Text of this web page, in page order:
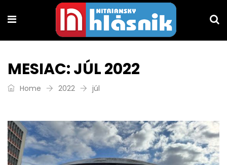
MESIAC:JÚL 2022
Home 2022 júl